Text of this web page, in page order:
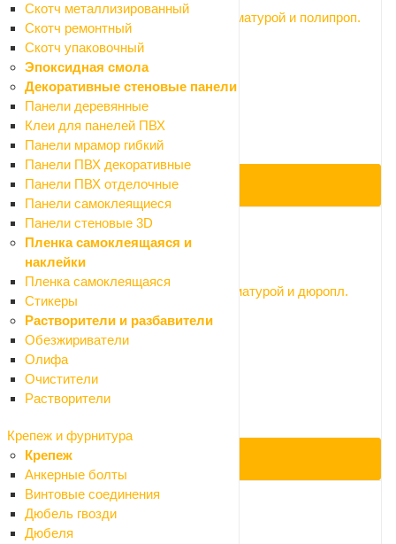
Скотч металлизированный
Скотч ремонтный
Скотч упаковочный
Эпоксидная смола
Декоративные стеновые панели
Панели деревянные
Клеи для панелей ПВХ
Панели мрамор гибкий
Панели ПВХ декоративные
Панели ПВХ отделочные
Панели самоклеящиеся
Панели стеновые 3D
Пленка самоклеящаяся и
наклейки
Пленка самоклеящаяся
Стикеры
Растворители и разбавители
Обезжириватели
Олифа
Очистители
Растворители
Крепеж и фурнитура
Крепеж
Анкерные болты
Винтовые соединения
Дюбель гвозди
Дюбеля
Унитаз с бачком Santek Римини с арматурой и полипроп.
сиденьем
Нет в наличии
Арт.: 1WH111758
5 715 ₽
6 350 ₽
-10%
Экономия 635 ₽
ПОД ЗАКАЗ
Код: 055869
Унитаз с бачком Santek Алькор с арматурой и дюропл.
сиденьем
Нет в наличии
Арт.: H 67 3/6 DUROPL
8 190 ₽
9 100 ₽
-10%
Экономия 910 ₽
Код: 097849